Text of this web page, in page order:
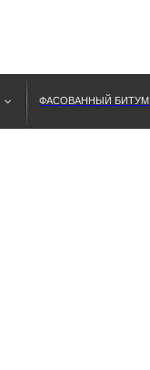
ФАСОВАННЫЙ БИТУМ